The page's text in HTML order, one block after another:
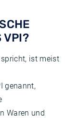
VPI?
ist meist
genannt,
Waren und